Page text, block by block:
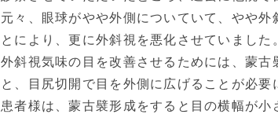
元々、眼球がやや外側についていて、やや
とにより、更に外斜視を悪化させていました
外斜視気味の目を改善させるためには、蒙
と、目尻切開で目を外側に広げることが必要
患者様は、蒙古襞形成をすると目の横幅が